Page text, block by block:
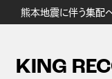
熊本地震に伴う集配
KING